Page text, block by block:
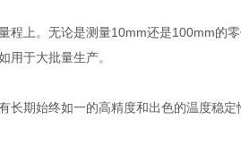
程上。无论是测量10mm还是100mm的
用于大批量生产。
期始终如一的高精度和出色的温度稳定